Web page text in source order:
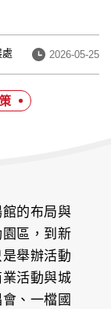
發
布
2026-05-25
的布局與
區，到新
舉辦活動
活動與城
、一檔國